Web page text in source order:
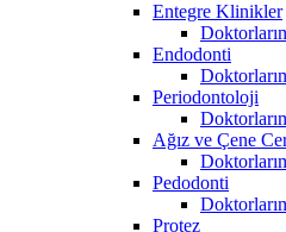
Entegre Klinikler
Endodonti
Periodontoloji
Ağız ve Çene
Pedodonti
Protez